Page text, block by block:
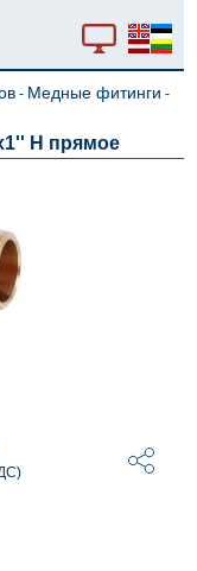
- Медные фитинги -
Н прямое